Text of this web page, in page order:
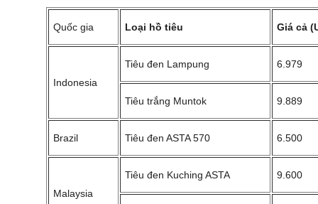
Quốc gia Loại hồ tiêu Giá cả
Indonesia
Tiêu đen Lampung 6.979
Tiêu trắng Muntok 9.889
Brazil Tiêu đen ASTA 570 6.500
Malaysia
Tiêu đen Kuching ASTA 9.600